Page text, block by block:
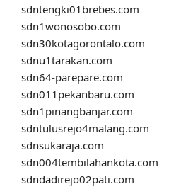
sdntengki01brebes.com
sdn1wonosobo.com
sdn30kotagorontalo.com
sdnu1tarakan.com
sdn64-parepare.com
sdn011pekanbaru.com
sdn1pinangbanjar.com
sdntulusrejo4malang.com
sdnsukaraja.com
sdn004tembilahankota.com
sdndadirejo02pati.com